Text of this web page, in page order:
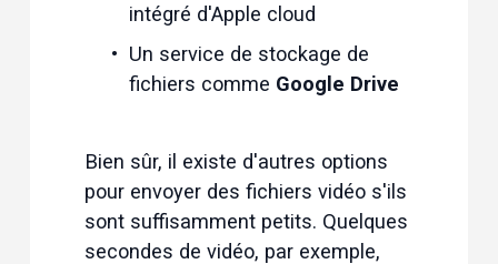
intégré d'Apple cloud
Un service de stockage de
fichiers comme Google Drive
Bien sûr, il existe d'autres options
pour envoyer des fichiers vidéo s'ils
sont suffisamment petits. Quelques
secondes de vidéo, par exemple,